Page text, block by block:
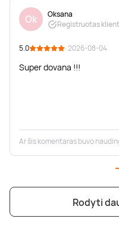
Ok
Oksana
Registruotas
5.0 · 2026-08-04
Super dovana !!!
Ar šis komentaras buvo
Rodyti